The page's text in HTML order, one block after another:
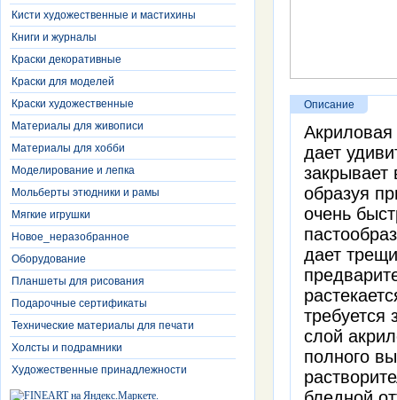
Кисти художественные и мастихины
Книги и журналы
Краски декоративные
Краски для моделей
Краски художественные
Материалы для живописи
Материалы для хобби
Моделирование и лепка
Мольберты этюдники и рамы
Мягкие игрушки
Новое_неразобранное
Оборудование
Планшеты для рисования
Подарочные сертификаты
Технические материалы для печати
Холсты и подрамники
Художественные принадлежности
Описание
Акриловая
дает
закрывает
образуя
очень
дает
требуется
слой
полного